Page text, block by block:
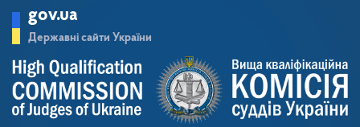
основного
матеріалу
gov.ua
Державні сайти України